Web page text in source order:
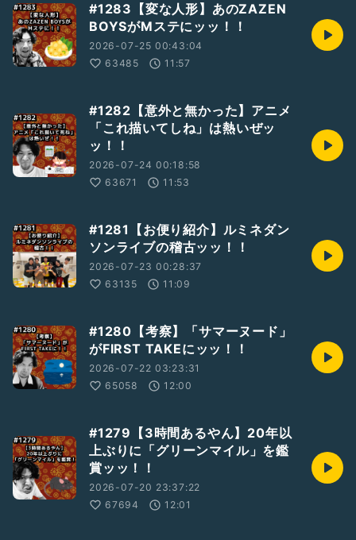
#1283【変な人形】あのZAZEN
BOYSがMステにッッ！！
2026-07-25 00:43:04
63485
11:57
#1282【意外と無かった】アニメ
「これ描いてしね」は熱いぜッ
ッ！！
2026-07-24 00:18:58
63671
11:53
#1281【お便り紹介】ルミネダン
ソンライブの稽古ッッ！！
2026-07-23 00:28:37
63135
11:09
#1280【考察】「サマーヌード」
がFIRST TAKEにッッ！！
2026-07-22 03:23:31
65058
12:00
#1279【3時間あるやん】20年以
上ぶりに「グリーンマイル」を鑑
賞ッッ！！
2026-07-20 23:37:22
67694
12:01